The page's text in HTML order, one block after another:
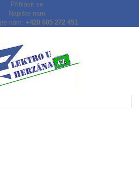
Přihlásit se
Napište nám
nám: +420 605 272 451